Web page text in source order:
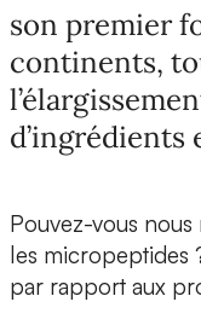
son premier
continents,
d’ingrédients
Pouvez-vous
les micropeptides
par rapport aux